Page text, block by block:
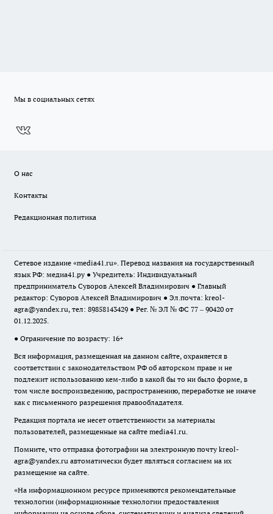
Мы в социальных сетях
О нас
Контакты
Редакционная политика
Сетевое издание «media41.ru». Перевод названия на государственный
язык РФ: медиа41.ру ● Учредитель: Индивидуальный
предприниматель Суворов Алексей Владимирович ● Главный
редактор: Суворов Алексей Владимирович ● Эл.почта: kreol-
agra@yandex.ru, тел: 89858143429 ● Рег. № ЭЛ № ФС 77 – 90420 от
01.12.2025.
● Ограничение по возрасту: 16+
Вся информация, размещенная на данном сайте, охраняется в
соответствии с законодательством РФ об авторском праве и не
подлежит использованию кем-либо в какой бы то ни было форме, в
том числе воспроизведению, распространению, переработке не иначе
как с письменного разрешения правообладателя.
Редакция портала не несет ответственности за материалы
пользователей, размещенные на сайте media41.ru.
Помните, что отправка фотографии на электронную почту kreol-
agra@yandex.ru автоматически будет являться согласием на их
размещение на сайте.
«На информационном ресурсе применяются рекомендательные
технологии (информационные технологии предоставления